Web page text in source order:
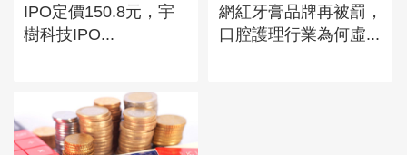
IPO定價150.8元，宇
樹科技IPO...
網紅牙膏品牌再被罰，
口腔護理行業為何虛...